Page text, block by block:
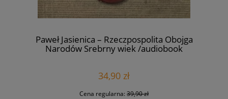
Paweł Jasienica – Rzeczpospolita Obojga
Narodów Srebrny wiek /audiobook
34,90 zł
Cena regularna: 39,90 zł